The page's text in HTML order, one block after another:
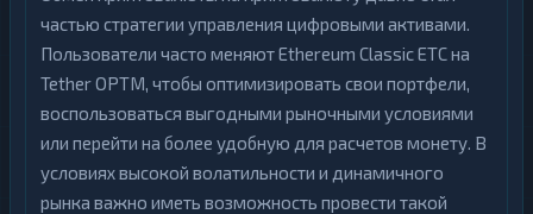
частью стратегии управления цифровыми активами.
Пользователи часто меняют Ethereum Classic ETC на
Tether OPTM, чтобы оптимизировать свои портфели,
воспользоваться выгодными рыночными условиями
или перейти на более удобную для расчетов монету. В
условиях высокой волатильности и динамичного
рынка важно иметь возможность провести такой